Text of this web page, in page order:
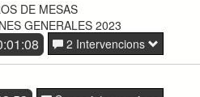
DE MESAS
GENERALES 2023
2 Intervencions